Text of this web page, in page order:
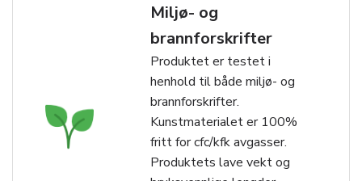
Miljø- og
brannforskrifter
Produktet er testet i
henhold til både miljø- og
brannforskrifter.
Kunstmaterialet er 100%
fritt for cfc/kfk avgasser.
Produktets lave vekt og